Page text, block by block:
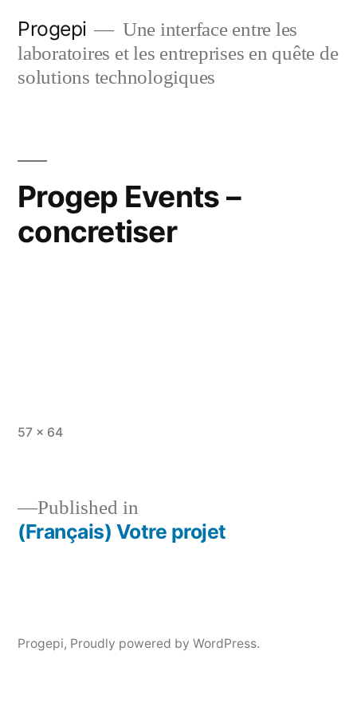
content
Progepi
Une interface entre les
laboratoires et les entreprises en quête de
solutions technologiques
Progep Events –
concretiser
Full
57 × 64
Post
Published in
(Français) Votre projet
Progepi, Proudly powered by WordPress.